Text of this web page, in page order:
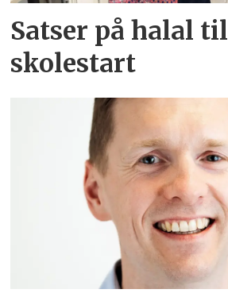
Satser på halal til
skolestart